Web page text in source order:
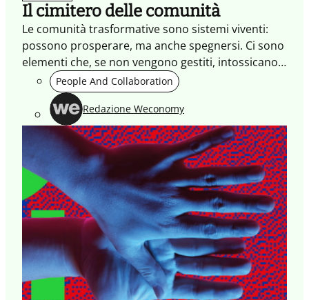
Il cimitero delle comunità
Le comunità trasformative sono sistemi viventi:
possono prosperare, ma anche spegnersi. Ci sono
elementi che, se non vengono gestiti, intossicano
la vita di una comunità e ne neutralizzano il
potenziale.
People And Collaboration
Redazione Weconomy